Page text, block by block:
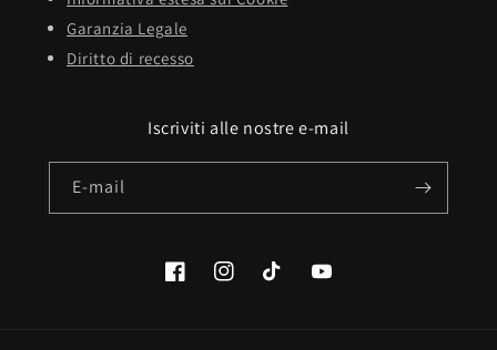
Garanzia Legale
Diritto di recesso
Iscriviti alle nostre e-mail
E-mail
FacebookInstagramTikTok YouTube